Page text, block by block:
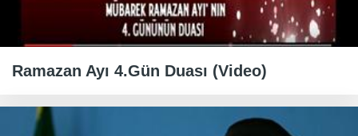
Ramazan Ayı 4.Gün Duası (Video)